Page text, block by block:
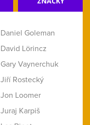
Daniel Goleman
David Lörincz
Gary Vaynerchuk
Jiří Rostecký
Jon Loomer
Juraj Karpiš